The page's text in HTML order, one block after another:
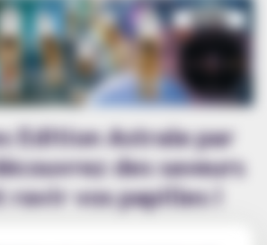
Edition Astrale par
des saveurs
ravir vos papilles !